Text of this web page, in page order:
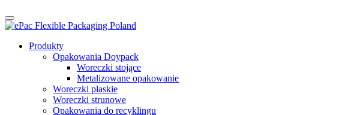
Produkty
Opakowania Doypack
Woreczki stojące
Metalizowane opakowanie
Woreczki płaskie
Woreczki strunowe
Opakowania do recyklingu